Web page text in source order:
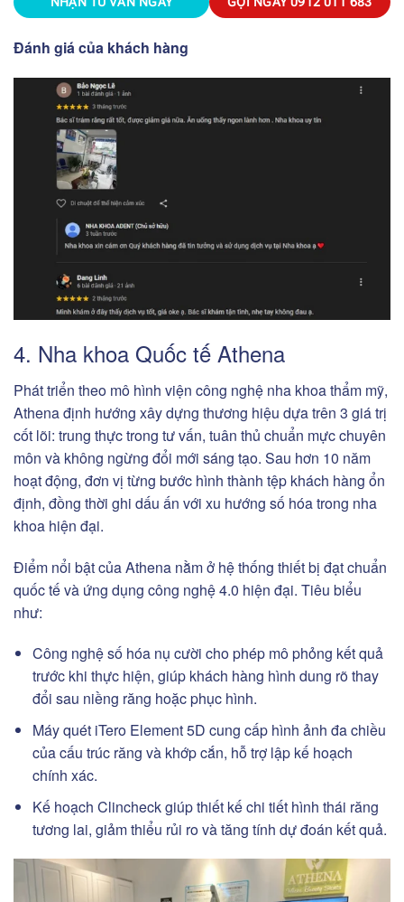
Đánh giá của khách hàng
4. Nha khoa Quốc tế Athena
Phát triển theo mô hình viện công nghệ nha khoa thẩm mỹ,
Athena định hướng xây dựng thương hiệu dựa trên 3 giá trị
cốt lõi: trung thực trong tư vấn, tuân thủ chuẩn mực chuyên
môn và không ngừng đổi mới sáng tạo. Sau hơn 10 năm
hoạt động, đơn vị từng bước hình thành tệp khách hàng ổn
định, đồng thời ghi dấu ấn với xu hướng số hóa trong nha
khoa hiện đại.
Điểm nổi bật của Athena nằm ở hệ thống thiết bị đạt chuẩn
quốc tế và ứng dụng công nghệ 4.0 hiện đại. Tiêu biểu
như:
Công nghệ số hóa nụ cười cho phép mô phỏng kết quả
trước khi thực hiện, giúp khách hàng hình dung rõ thay
đổi sau niềng răng hoặc phục hình.
Máy quét iTero Element 5D cung cấp hình ảnh đa chiều
của cấu trúc răng và khớp cắn, hỗ trợ lập kế hoạch
chính xác.
Kế hoạch Clincheck giúp thiết kế chi tiết hình thái răng
tương lai, giảm thiểu rủi ro và tăng tính dự đoán kết quả.